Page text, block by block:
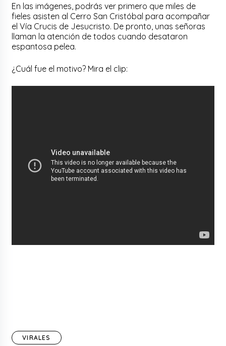
En las imágenes, podrás ver primero que miles de
fieles asisten al Cerro San Cristóbal para acompañar
el Vía Crucis de Jesucristo. De pronto, unas señoras
llaman la atención de todos cuando desataron
espantosa pelea.
¿Cuál fue el motivo? Mira el clip:
VIRALES